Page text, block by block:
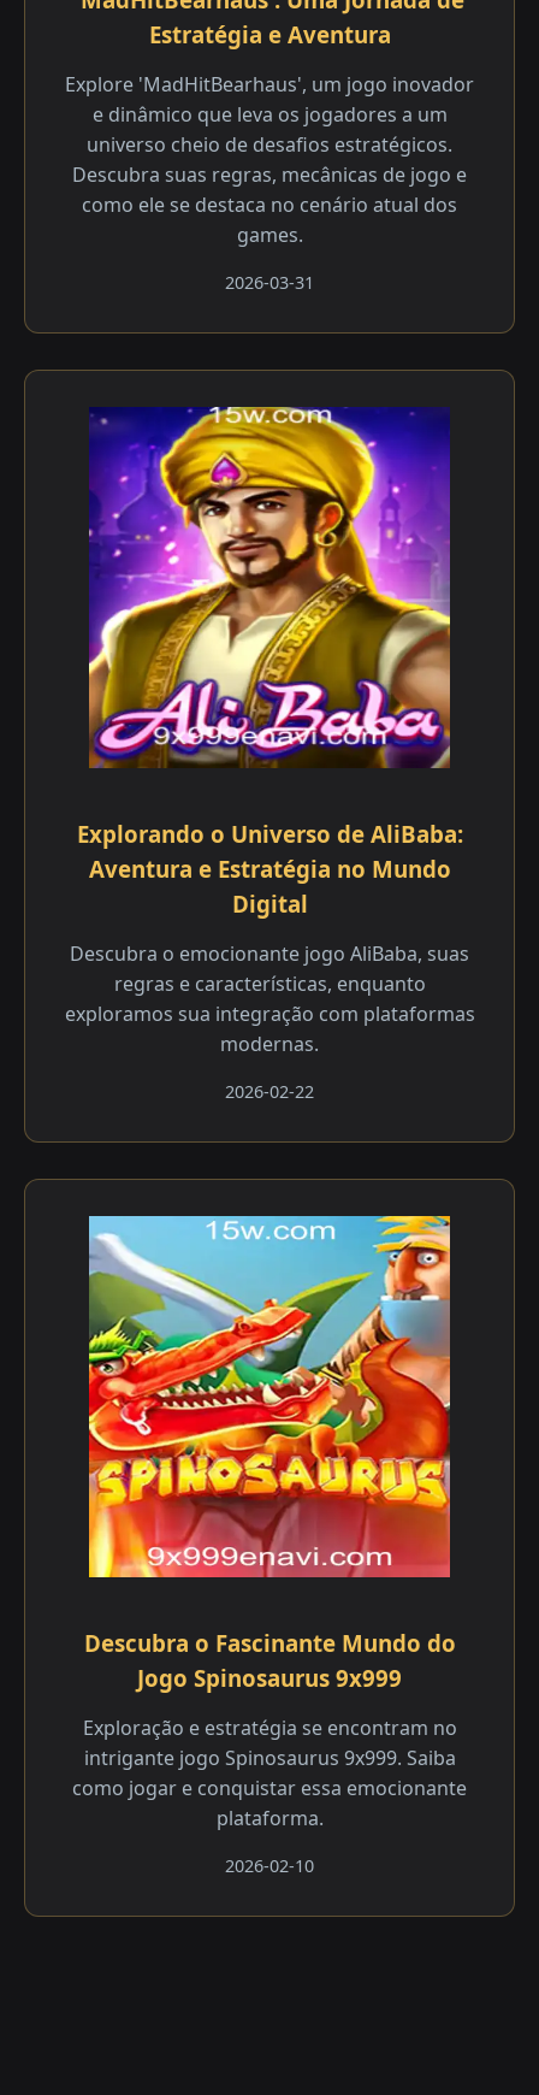
Estratégia e Aventura
Explore 'MadHitBearhaus', um jogo inovador
e dinâmico que leva os jogadores a um
universo cheio de desafios estratégicos.
Descubra suas regras, mecânicas de jogo e
como ele se destaca no cenário atual dos
games.
2026-03-31
Explorando o Universo de AliBaba:
Aventura e Estratégia no Mundo
Digital
Descubra o emocionante jogo AliBaba, suas
regras e características, enquanto
exploramos sua integração com plataformas
modernas.
2026-02-22
Descubra o Fascinante Mundo do
Jogo Spinosaurus 9x999
Exploração e estratégia se encontram no
intrigante jogo Spinosaurus 9x999. Saiba
como jogar e conquistar essa emocionante
plataforma.
2026-02-10